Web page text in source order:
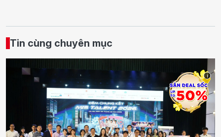
Tin cùng chuyên mục
i